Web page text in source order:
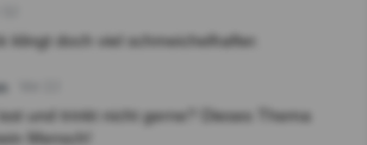
klingt doch viel schmeichelhafter.
isst und trinkt nicht gerne? Dieses Thema
Mensch!